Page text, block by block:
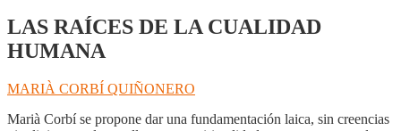
LAS RAÍCES DE LA CUALIDAD
HUMANA
MARIÀ CORBÍ QUIÑONERO
Marià Corbí se propone dar una fundamentación laica, sin creencias